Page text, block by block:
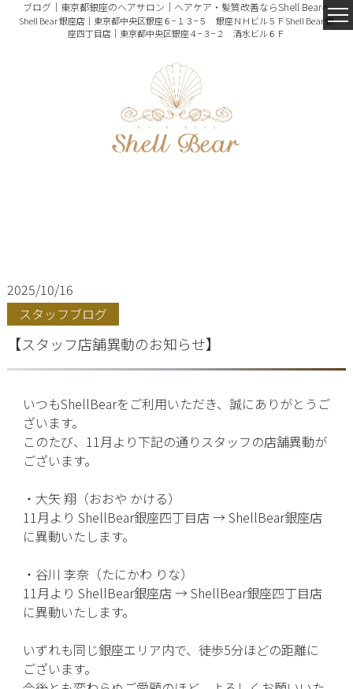
ブログ｜東京都銀座のヘアサロン｜ヘアケア・髪質改善ならShell Bearへ
Shell Bear 銀座店｜東京都中央区銀座６−１３−５ 銀座ＮＨビル５ＦShell Bear 銀
座四丁目店｜東京都中央区銀座４−３−２ 清水ビル６Ｆ
2025/10/16
スタッフブログ
【スタッフ店舗異動のお知らせ】
いつもShellBearをご利用いただき、誠にありがとうご
ざいます。
このたび、11月より下記の通りスタッフの店舗異動が
ございます。
・大矢 翔（おおや かける）
11月より ShellBear銀座四丁目店 → ShellBear銀座店
に異動いたします。
・谷川 李奈（たにかわ りな）
11月より ShellBear銀座店 → ShellBear銀座四丁目店
に異動いたします。
いずれも同じ銀座エリア内で、徒歩5分ほどの距離に
ございます。